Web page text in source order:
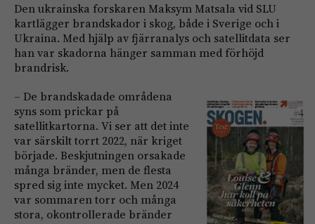
Den ukrainska forskaren Maksym Matsala vid SLU
kartlägger brandskador i skog, både i Sverige och i
Ukraina. Med hjälp av fjärranalys och satellitdata ser
han var skadorna hänger samman med förhöjd
brandrisk.
– De brandskadade områdena
syns som prickar på
satellitkartorna. Vi ser att det inte
var särskilt torrt 2022, när kriget
började. Beskjutningen orsakade
många bränder, men de flesta
spred sig inte mycket. Men 2024
var sommaren torr och många
stora, okontrollerade bränder